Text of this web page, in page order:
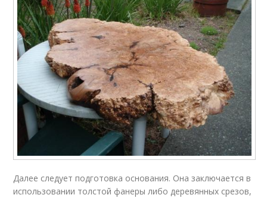
Далее следует подготовка основания. Она заключается в
использовании толстой фанеры либо деревянных срезов,